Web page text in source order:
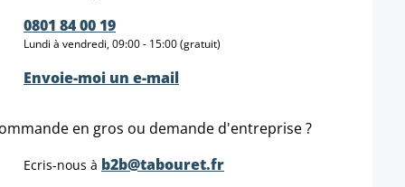
0801 84 00 19
Lundi à vendredi, 09:00 - 15:00 (gratuit)
Envoie-moi un e-mail
en gros ou demande d'entreprise ?
Ecris-nous à b2b@tabouret.fr